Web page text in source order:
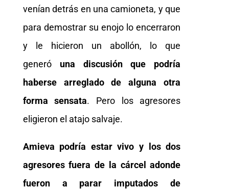
venían detrás en una camioneta, y que
para demostrar su enojo lo encerraron
y le hicieron un abollón, lo que
generó una discusión que podría
haberse arreglado de alguna otra
forma sensata. Pero los agresores
eligieron el atajo salvaje.
Amieva podría estar vivo y los dos
agresores fuera de la cárcel adonde
fueron a parar imputados de